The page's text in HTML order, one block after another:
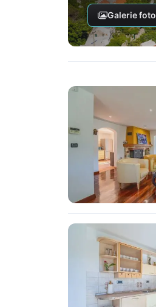
Galerie foto